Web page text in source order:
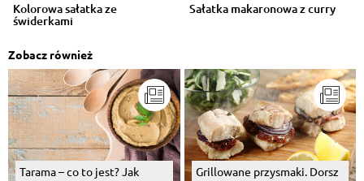
Kolorowa sałatka ze
świderkami
Sałatka makaronowa z curry
Zobacz również
Tarama – co to jest? Jak Grillowane przysmaki. Dorsz